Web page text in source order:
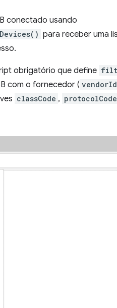
conectado usando
para receber uma
obrigatório que define
com o fornecedor ( vendorId
classCode , protocolCode